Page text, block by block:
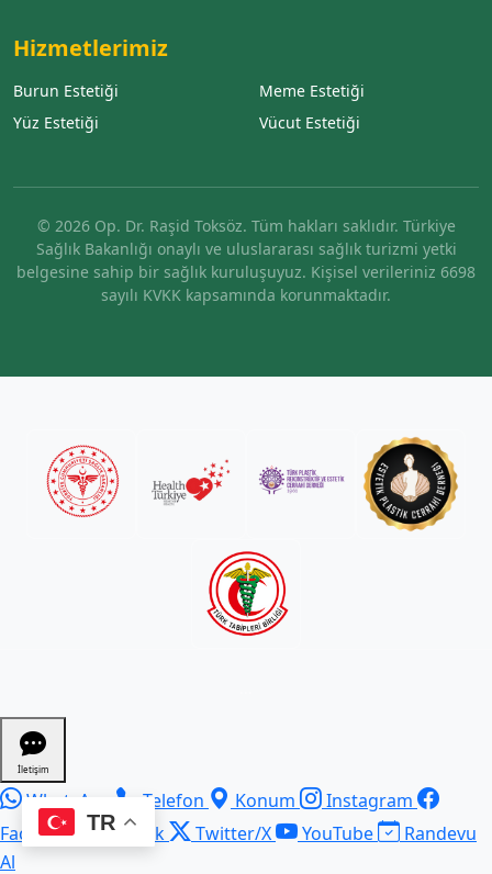
Hizmetlerimiz
Burun Estetiği
Meme Estetiği
Yüz Estetiği
Vücut Estetiği
© 2026 Op. Dr. Raşid Toksöz. Tüm hakları saklıdır. Türkiye
Sağlık Bakanlığı onaylı ve uluslararası sağlık turizmi yetki
belgesine sahip bir sağlık kuruluşuyuz. Kişisel verileriniz 6698
sayılı KVKK kapsamında korunmaktadır.
TR
İletişim
WhatsApp Telefon Konum
Instagram
Facebook
TikTok Twitter/X YouTube
Randevu
Al